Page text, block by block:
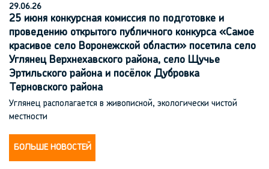
29.06.26
25 июня конкурсная комиссия по подготовке и
проведению открытого публичного конкурса «Самое
красивое село Воронежской области» посетила село
Углянец Верхнехавского района, село Щучье
Эртильского района и посёлок Дубровка
Терновского района
Углянец располагается в живописной, экологически чистой
местности
БОЛЬШЕ НОВОСТЕЙ